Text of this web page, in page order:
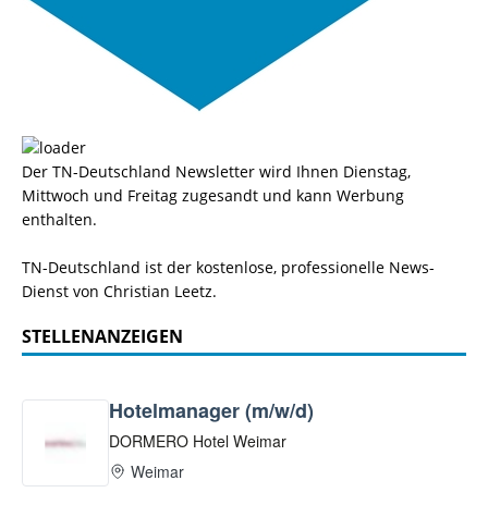
Der TN-Deutschland Newsletter wird Ihnen Dienstag,
Mittwoch und Freitag zugesandt und kann Werbung
enthalten.
TN-Deutschland ist der kostenlose, professionelle News-
Dienst von Christian Leetz.
STELLENANZEIGEN